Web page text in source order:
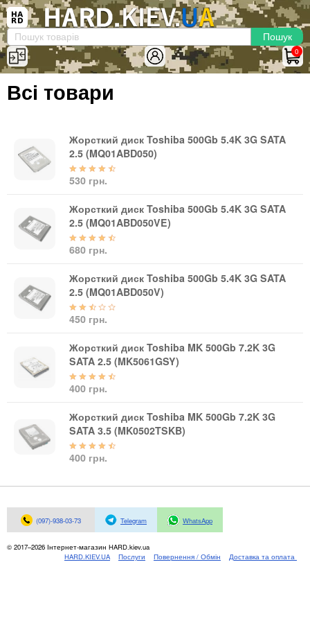
0
Вхід|Реєстрація×
(097)-938-03-73 Telegram WhatsApp
Послуги
Доставка та оплата
Комп'ютери
Персональні комп'ютери
Сервери
Комплектуючі
Процесори (CPU)
Оперативна пам'ять
Материнські плати
SAS диски
SATA диски
NVMe диски
Блоки живлення
Контролери RAID
Кулери та системи охолодження
Кошики та салазки для жорстких дисків
Рейки та кріплення
Інші комплектуючі
Мережеве обладнання
Всі товари
Жорсткий диск Toshiba 500Gb 5.4K 3G SATA
2.5 (MQ01ABD050)
530 грн.
Жорсткий диск Toshiba 500Gb 5.4K 3G SATA
2.5 (MQ01ABD050VE)
680 грн.
Жорсткий диск Toshiba 500Gb 5.4K 3G SATA
2.5 (MQ01ABD050V)
450 грн.
Жорсткий диск Toshiba MK 500Gb 7.2K 3G
SATA 2.5 (MK5061GSY)
400 грн.
Жорсткий диск Toshiba MK 500Gb 7.2K 3G
SATA 3.5 (MK0502TSKB)
400 грн.
(097)-938-03-73 Telegram WhatsApp
© 2017–2026 Інтернет-магазин HARD.kiev.ua
HARD.KIEV.UA
Послуги Повернення / Обмін Доставка та оплата